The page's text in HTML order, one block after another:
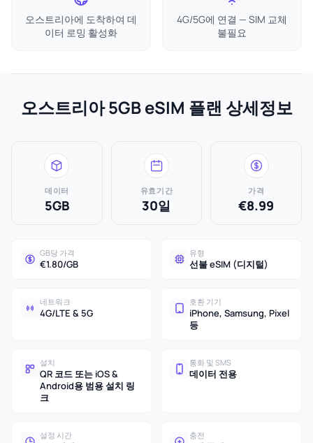
오스트리아에 도착하여 데
이터 로밍 활성화
4G/5G에 연결 — SIM 교체
불필요
오스트리아 5GB eSIM 플랜 상세정보
데이터
5GB
유효기간
30일
가격
€8.99
GB당 가격
€1.80/GB
유형
선불 eSIM (디지털)
네트워크
4G/LTE & 5G
호환 기기
iPhone, Samsung, Pixel
등
설치
QR 코드 또는 iOS &
Android용 범용 설치 링
크
통화 및 SMS
데이터 전용
설정 시간 충전